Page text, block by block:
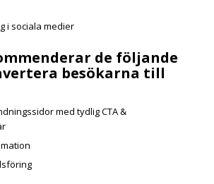
i sociala medier
de följande
besökarna till
med tydlig CTA &